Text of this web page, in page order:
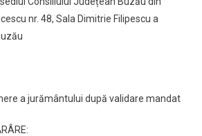
nr. 48, Sala Dimitrie Filipescu a
a jurământului după validare mandat